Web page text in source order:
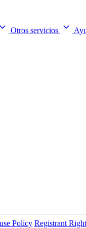
Otros servicios
Policy Registrant